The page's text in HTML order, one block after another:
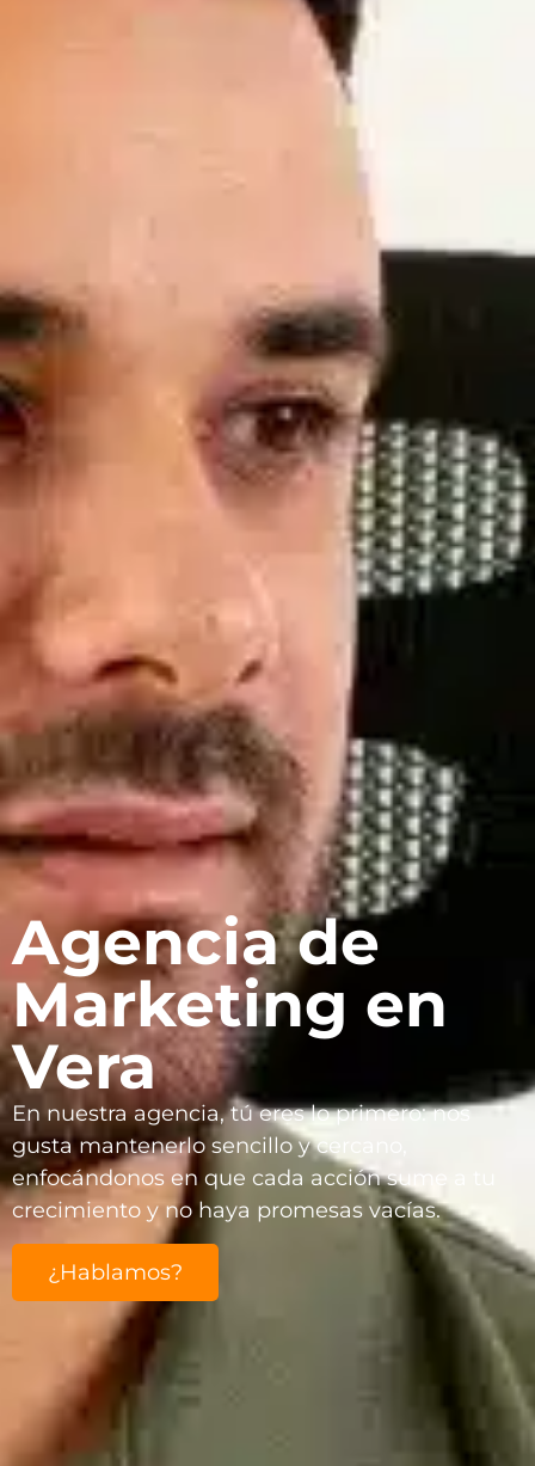
Agencia de
Marketing en
Vera
En nuestra agencia, tú eres lo primero: nos
gusta mantenerlo sencillo y cercano,
enfocándonos en que cada acción sume a tu
crecimiento y no haya promesas vacías.
¿Hablamos?